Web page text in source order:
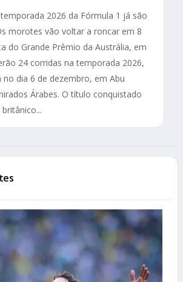
2026 da Fórmula 1 já são
morotes vão voltar a roncar em 8
do Grande Prêmio da Austrália, em
24 corridas na temporada 2026,
no dia 6 de dezembro, em Abu
Árabes. O título conquistado